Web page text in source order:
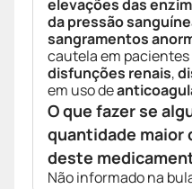
elevações das
da pressão
sangramentos
cautela em
disfunções renais,
em uso de
O que fazer se
quantidade maior
deste
Não informado na